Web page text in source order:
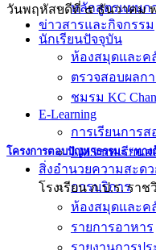
หลักสูตรแผนก
ข่าวสารและกิจกรรม
นักเรียนปัจจุบัน
ห้องสมุดและค
ตรวจสอบผลกา
ชมรม KC
E-Learning
การเรียนการ
LMS บทเรียน
สิ่งอำนวยความสะด
การบริการ
ห้องสมุดและค
รายการอาหาร
รายงานการป
วันพฤหัสบดีที่ ๕ ธันวาคม พ
โครงการตอบปัญหาธรรมะ “ทาง
โรงเรียน ภ.ป.ร. ราชวิ